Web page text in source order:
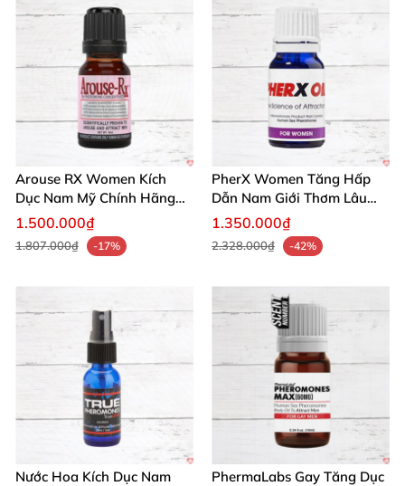
Arouse RX Women Kích
Dục Nam Mỹ Chính Hãng
Tăng Hưng Phấn
1.500.000₫
1.807.000₫ -17%
PherX Women Tăng Hấp
Dẫn Nam Giới Thơm Lâu
Quyến Rũ
1.350.000₫
2.328.000₫ -42%
Nước Hoa Kích Dục Nam
PhermaLabs Gay Tăng Dục